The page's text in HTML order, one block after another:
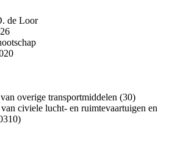
de Loor
overige transportmiddelen (30)
civiele lucht- en ruimtevaartuigen en